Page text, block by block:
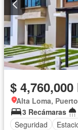
$ 4,760,000
Alta Loma,
3 Recámaras
Seguridad